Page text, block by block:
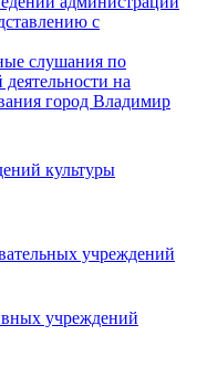
с
слушания по
на
город Владимир
культуры
учреждений
учреждений